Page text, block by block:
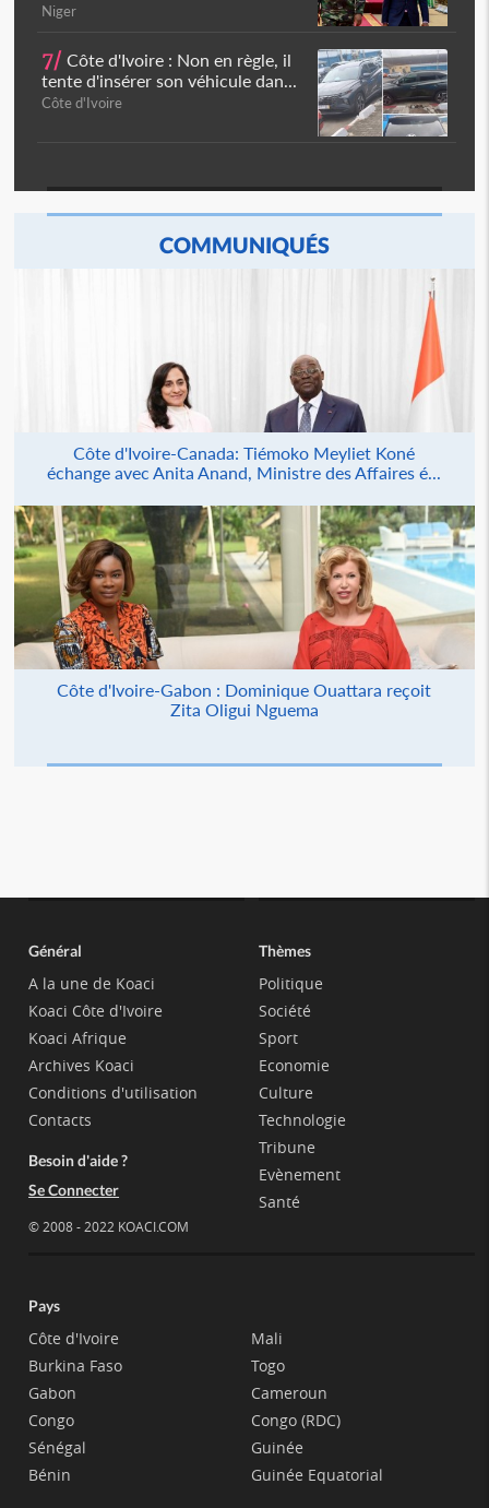
Niger
7/ Côte d'Ivoire : Non en règle, il
tente d'insérer son véhicule dan...
Côte d'Ivoire
COMMUNIQUÉS
Côte d'Ivoire-Canada: Tiémoko Meyliet Koné
échange avec Anita Anand, Ministre des Affaires é...
Côte d'Ivoire-Gabon : Dominique Ouattara reçoit
Zita Oligui Nguema
Général
A la une de Koaci
Koaci Côte d'Ivoire
Koaci Afrique
Archives Koaci
Conditions d'utilisation
Contacts
Besoin d'aide ?
Se Connecter
© 2008 - 2022 KOACI.COM
Thèmes
Politique
Société
Sport
Economie
Culture
Technologie
Tribune
Evènement
Santé
Pays
Côte d'Ivoire
Burkina Faso
Gabon
Congo
Sénégal
Bénin
Mali
Togo
Cameroun
Congo (RDC)
Guinée
Guinée Equatorial